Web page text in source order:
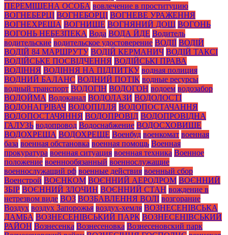
ПЕРЕМІЩЕНА ОСОБА вовлечение в проституцию
ВОГНЕБЕРЦІ ВОГНЕБОРЦІ ВОГНЕВЕ УРАЖЕННЯ
ВОГНЕХРЕЩА ВОГНИЩЕ ВОГНЯНИЙ ДОЩ ВОГОНЬ
ВОГОНЬ НЕБЕЗПЕКА Вода ВОДА ЙДЕ Водитель
водительские водительское удостоверение ВОДІЇ ВОДІЙ
ВОДІЙ 84 МАРШРУТУ ВОДІЙ КЕРМАНИЧ ВОДІЙ ТАКСІ
ВОДІЙСЬКЕ ПОСВІДЧЕННЯ ВОДІЙСЬКІ ПРАВА
ВОДІННЯ ВОДІННЯ НА ПІДПИТКУ водная полиция
ВОДНИЙ БАЛАНС ВОДНИЙ ПОТІК водные ресурсы
водный транспорт ВОДОГІН ВОДОГОН водоем водозабор
ВОДОЙМА Водоканал ВОДОЛАЗИ ВОДОЛОСТІ
ВОДОНАГРІВАЧ ВОДОПІЛЛЯ ВОДОПОСТАЧАННЯ
ВОДОПОСТАЧЯННЯ ВОДОПРОВІД ВОДОПРОВІДНА
ГАЛУЗЬ водопровод Водоснабжение ВОДОСХОВИЩЕ
ВОДОХРЕЩА ВОДОХРЕЩЕ Военбуд военкомат военная
база военная обстановка военная помощь Военная
прокуратура военная ситуация военная техника Военное
положение военнообязанный военнослужащие
военнослужащий рф военные действия военный сбор
Военстрой ВОЄНКОМ ВОЄННИЙ АЕРОДРОМ ВОЄННИЙ
ЗБІР ВОЄННИЙ ЗЛОЧИН ВОЄННИЙ СТАН вождение в
нетрезвом виде ВОЗ ВОЗБАВЛЕННЯ ВОЛІ возгорание
Воздух воздух Запорожья воздух-хемля ВОЗНЕСЕНІВСЬКА
ДАМБА ВОЗНЕСЕНІВСЬКИЙ ПАРК ВОЗНЕСЕНІВСЬКИЙ
РАЙОН Вознесенка Вознесеновка Вознесеновский парк